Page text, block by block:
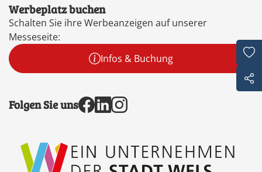
Werbeplatz buchen
Schalten Sie ihre Werbeanzeigen auf unserer
Messeseite:
Infos & Buchung
Folgen Sie uns